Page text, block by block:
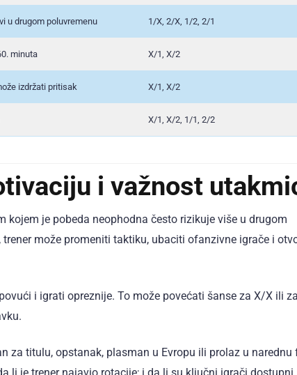
u drugom poluvremenu 1/X, 2/X, 1/2, 2/1
minuta X/1, X/2
izdržati pritisak X/1, X/2
X/1, X/2, 1/1, 2/2
i važnost
je pobeda neophodna često rizikuje više u drugom
može promeniti taktiku, ubaciti ofanzivne igrače i
i igrati opreznije. To može povećati šanse za X/X ili za
za titulu, opstanak, plasman u Evropu ili prolaz u narednu